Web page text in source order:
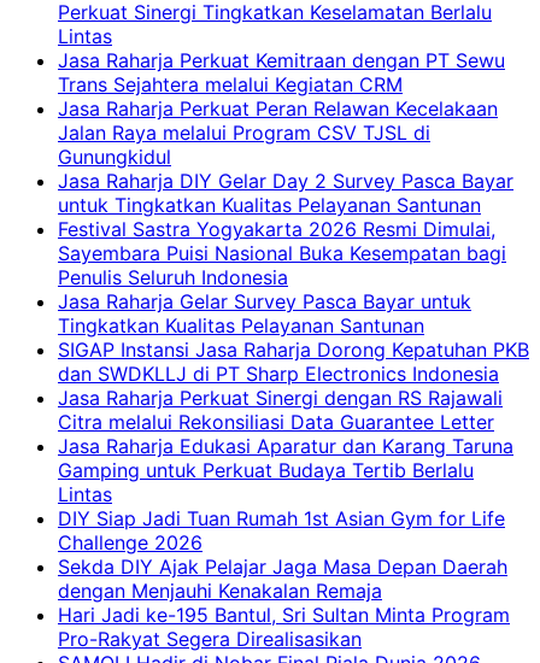
Perkuat Sinergi Tingkatkan Keselamatan Berlalu
Lintas
Jasa Raharja Perkuat Kemitraan dengan PT Sewu
Trans Sejahtera melalui Kegiatan CRM
Jasa Raharja Perkuat Peran Relawan Kecelakaan
Jalan Raya melalui Program CSV TJSL di
Gunungkidul
Jasa Raharja DIY Gelar Day 2 Survey Pasca Bayar
untuk Tingkatkan Kualitas Pelayanan Santunan
Festival Sastra Yogyakarta 2026 Resmi Dimulai,
Sayembara Puisi Nasional Buka Kesempatan bagi
Penulis Seluruh Indonesia
Jasa Raharja Gelar Survey Pasca Bayar untuk
Tingkatkan Kualitas Pelayanan Santunan
SIGAP Instansi Jasa Raharja Dorong Kepatuhan PKB
dan SWDKLLJ di PT Sharp Electronics Indonesia
Jasa Raharja Perkuat Sinergi dengan RS Rajawali
Citra melalui Rekonsiliasi Data Guarantee Letter
Jasa Raharja Edukasi Aparatur dan Karang Taruna
Gamping untuk Perkuat Budaya Tertib Berlalu
Lintas
DIY Siap Jadi Tuan Rumah 1st Asian Gym for Life
Challenge 2026
Sekda DIY Ajak Pelajar Jaga Masa Depan Daerah
dengan Menjauhi Kenakalan Remaja
Hari Jadi ke-195 Bantul, Sri Sultan Minta Program
Pro-Rakyat Segera Direalisasikan